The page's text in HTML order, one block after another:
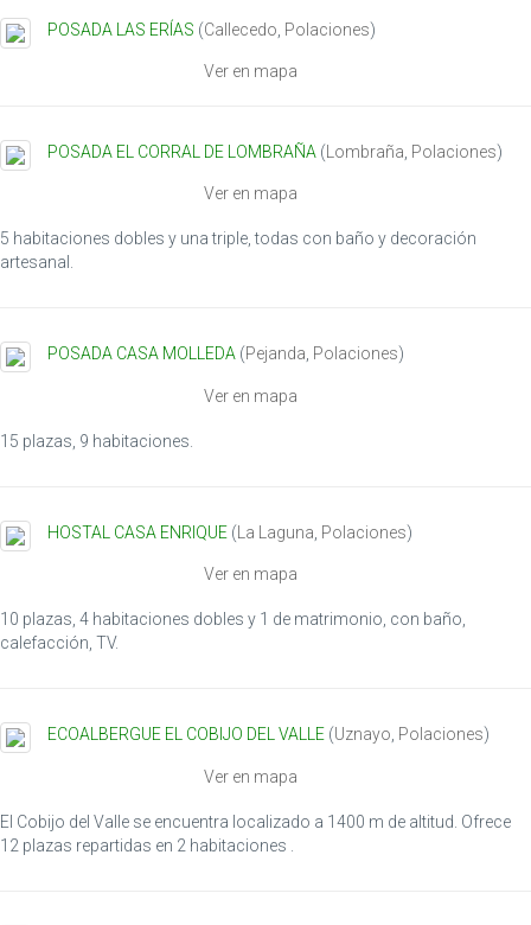
i
POSADA LAS ERÍAS (Callecedo Polaciones)
Ver en mapa
POSADA EL CORRAL DE LOMBRAÑA ( Lombraña Polaciones)
Ver en mapa
5 habitaciones dobles y una triple, todas con baño y decoración
artesanal.
POSADA CASA MOLLEDA (Pejanda, Polaciones)
Ver en mapa
15 plazas, 9 habitaciones.
HOSTAL CASA ENRIQUE ( La Laguna Polaciones)
Ver en mapa
10 plazas, 4 habitaciones dobles y 1 de matrimonio, con baño,
calefacción, TV.
ECOALBERGUE EL COBIJO DEL VALLE (Uznayo, Polaciones)
Ver en mapa
El Cobijo del Valle se encuentra localizado a 1400 m de altitud. Ofrece
12 plazas repartidas en 2 habitaciones .